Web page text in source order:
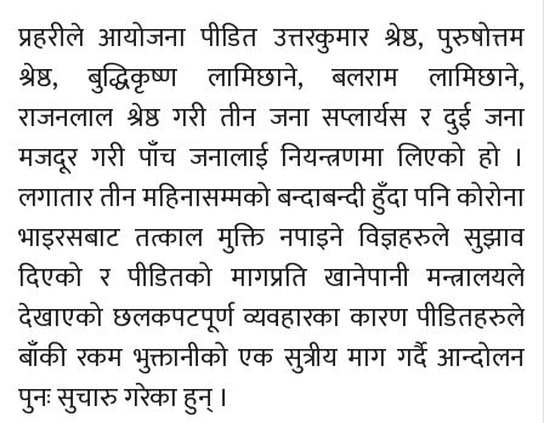
प्रहरीले आयोजना पीडित उत्तरकुमार श्रेष्ठ, पुरुषोत्तम
श्रेष्ठ, बुद्धिकृष्ण लामिछाने, बलराम लामिछाने,
राजनलाल श्रेष्ठ गरी तीन जना सप्लार्यस र दुई जना
मजदूर गरी पाँच जनालाई नियन्त्रणमा लिएको हो ।
लगातार तीन महिनासम्मको बन्दाबन्दी हुँदा पनि कोरोना
भाइरसबाट तत्काल मुक्ति नपाइने विज्ञहरुले सुझाव
दिएको र पीडितको मागप्रति खानेपानी मन्त्रालयले
देखाएको छलकपटपूर्ण व्यवहारका कारण पीडितहरुले
बाँकी रकम भुक्तानीको एक सुत्रीय माग गर्दै आन्दोलन
पुनः सुचारु गरेका हुन् ।